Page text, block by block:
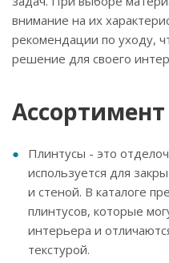
внимание на их
рекомендации по уходу,
решение для своего
Ассортимент
Плинтусы - это
используется для
и стеной. В каталоге
плинтусов, которые
интерьера и
текстурой.